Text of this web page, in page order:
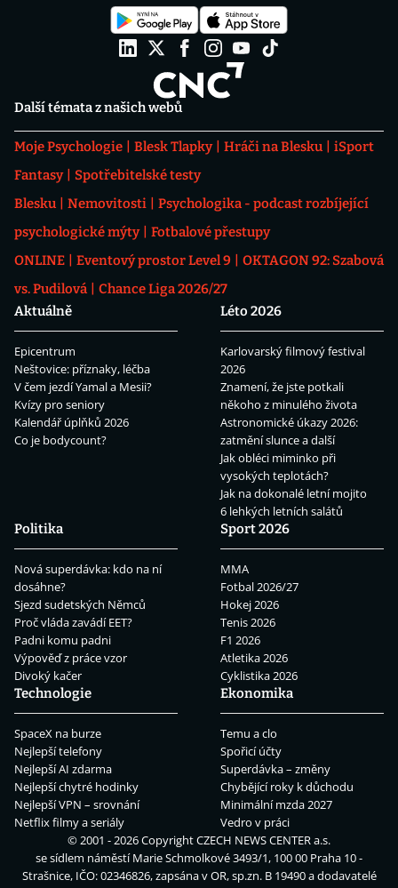
Další témata z našich webů
Moje Psychologie Blesk Tlapky Hráči na Blesku
iSport
Fantasy
Spotřebitelské testy
Blesku
Nemovitosti
Psychologika - podcast rozbíjející
psychologické mýty
Fotbalové přestupy
ONLINE
Eventový prostor Level 9
OKTAGON 92: Szabová
vs. Pudilová
Chance Liga 2026/27
Aktuálně
Epicentrum
Neštovice: příznaky, léčba
V čem jezdí Yamal a Mesii?
Kvízy pro seniory
Kalendář úplňků 2026
Co je bodycount?
Léto 2026
Karlovarský filmový festival
2026
Znamení, že jste potkali
někoho z minulého života
Astronomické úkazy 2026:
zatmění slunce a další
Jak obléci miminko při
vysokých teplotách?
Jak na dokonalé letní mojito
6 lehkých letních salátů
Politika
Nová superdávka: kdo na ní
dosáhne?
Sjezd sudetských Němců
Proč vláda zavádí EET?
Padni komu padni
Výpověď z práce vzor
Divoký kačer
Sport 2026
MMA
Fotbal 2026/27
Hokej 2026
Tenis 2026
F1 2026
Atletika 2026
Cyklistika 2026
Technologie
SpaceX na burze
Nejlepší telefony
Nejlepší AI zdarma
Nejlepší chytré hodinky
Nejlepší VPN – srovnání
Netflix filmy a seriály
Ekonomika
Temu a clo
Spořicí účty
Superdávka – změny
Chybějící roky k důchodu
Minimální mzda 2027
Vedro v práci
© 2001 - 2026 CopyrightCZECH NEWS CENTER a.s.
se sídlem náměstí Marie Schmolkové 3493/1, 100 00 Praha 10 -
Strašnice, IČO: 02346826, zapsána v OR, sp.zn. B 19490 a dodavatelé